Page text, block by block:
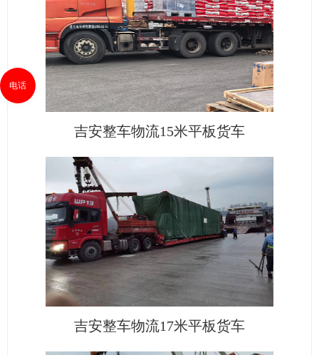
吉安整车物流15米平板货车
吉安整车物流17米平板货车
电话